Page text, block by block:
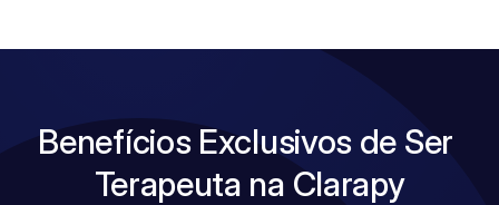
Benefícios Exclusivos de Ser
Terapeuta na Clarapy